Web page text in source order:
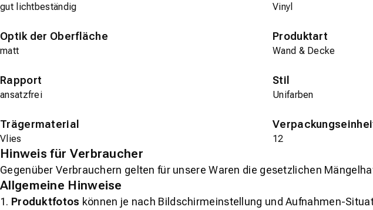
gut lichtbeständig Vinyl
Optik der Oberfläche
matt
Produktart
Wand & Decke
Rapport
ansatzfrei
Stil
Unifarben
Trägermaterial
Vlies 12
Hinweis für Verbraucher
Gegenüber Verbrauchern gelten für unsere Waren die gesetzlichen
Allgemeine Hinweise
1. Produktfotos können je nach Bildschirmeinstellung und Aufnahmen-